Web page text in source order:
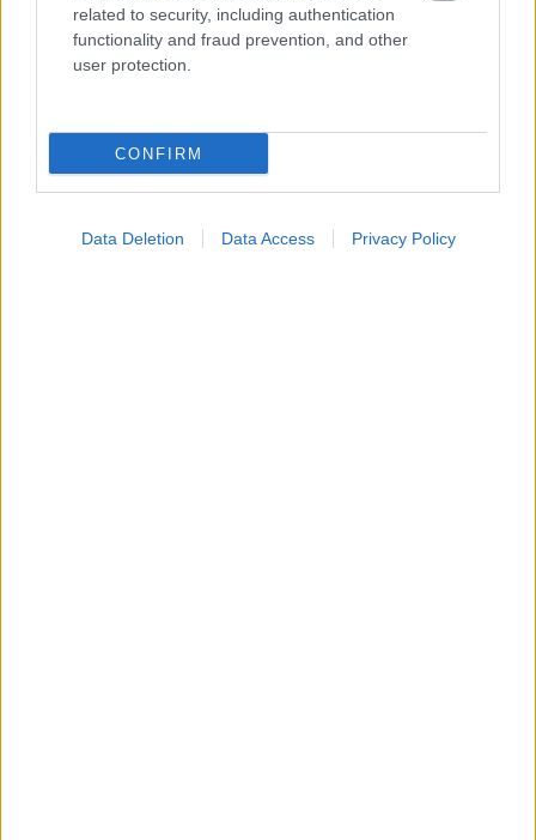
related to security, including authentication
functionality and fraud prevention, and other
user protection.
CONFIRM
Data Deletion Data Access Privacy Policy